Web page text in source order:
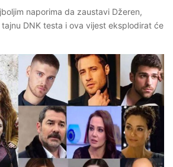
naporima da zaustavi Džeren,
DNK testa i ova vijest eksplodirat će